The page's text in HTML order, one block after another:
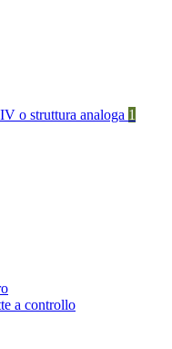
o struttura analoga 1
a controllo